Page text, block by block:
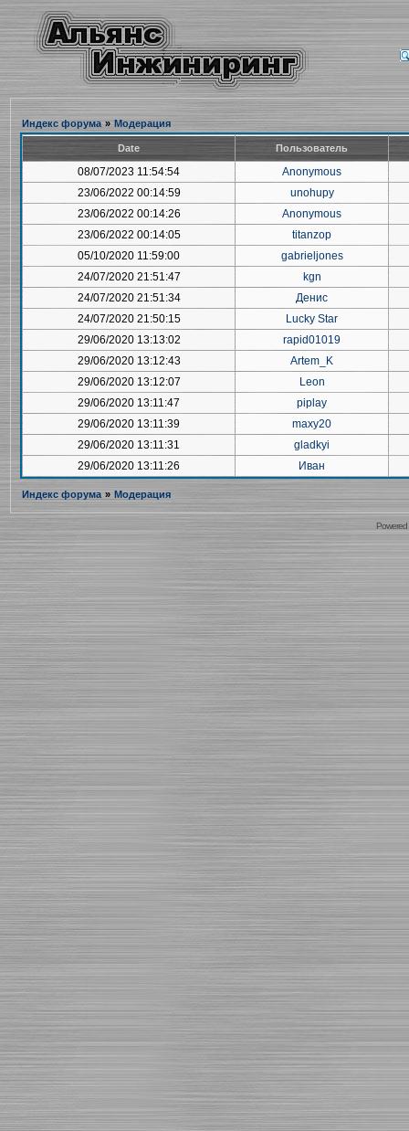
Индекс форума » Модерация
Date Пользователь
08/07/2023 11:54:54
Anonymous
23/06/2022 00:14:59
unohupy
23/06/2022 00:14:26
Anonymous
23/06/2022 00:14:05
titanzop
05/10/2020 11:59:00
gabrieljones
24/07/2020 21:51:47
kgn
24/07/2020 21:51:34
Денис
24/07/2020 21:50:15
Lucky Star
29/06/2020 13:13:02
rapid01019
29/06/2020 13:12:43
Artem_K
29/06/2020 13:12:07
Leon
29/06/2020 13:11:47
piplay
29/06/2020 13:11:39
maxy20
29/06/2020 13:11:31
gladkyi
29/06/2020 13:11:26
Иван
Индекс форума » Модерация